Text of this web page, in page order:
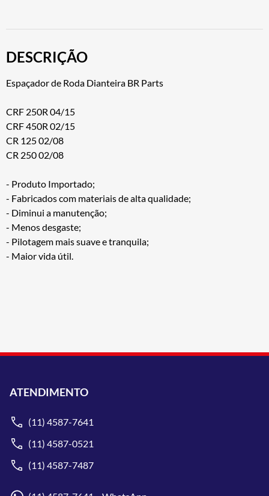
DESCRIÇÃO
Espaçador de Roda Dianteira BR Parts
CRF 250R 04/15
CRF 450R 02/15
CR 125 02/08
CR 250 02/08
- Produto Importado;
- Fabricados com materiais de alta qualidade;
- Diminui a manutenção;
- Menos desgaste;
- Pilotagem mais suave e tranquila;
- Maior vida útil.
ATENDIMENTO
(11) 4587-7641
(11) 4587-0521
(11) 4587-7487